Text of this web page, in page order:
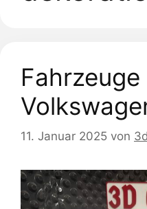
11. Januar 2025 von